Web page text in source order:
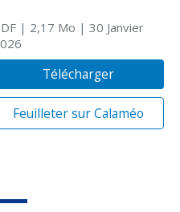
| 2,17 Mo | 30 Janvier
Télécharger
Feuilleter sur Calaméo